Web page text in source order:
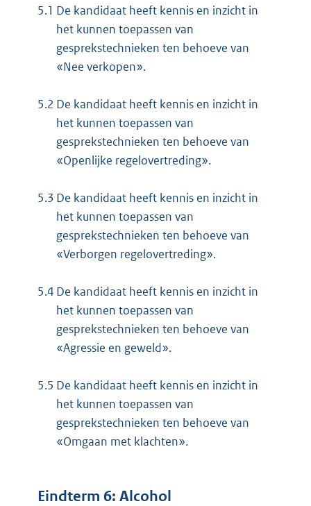
5.1 De kandidaat heeft kennis en inzicht in
het kunnen toepassen van
gesprekstechnieken ten behoeve van
«Nee verkopen».
5.2 De kandidaat heeft kennis en inzicht in
het kunnen toepassen van
gesprekstechnieken ten behoeve van
«Openlijke regelovertreding».
5.3 De kandidaat heeft kennis en inzicht in
het kunnen toepassen van
gesprekstechnieken ten behoeve van
«Verborgen regelovertreding».
5.4 De kandidaat heeft kennis en inzicht in
het kunnen toepassen van
gesprekstechnieken ten behoeve van
«Agressie en geweld».
5.5 De kandidaat heeft kennis en inzicht in
het kunnen toepassen van
gesprekstechnieken ten behoeve van
«Omgaan met klachten».
Eindterm 6: Alcohol